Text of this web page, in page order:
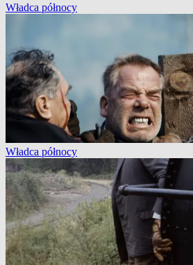
Władca północy
Władca północy